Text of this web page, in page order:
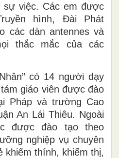
sự việc. Các em được
hình, Đài Phát
các dàn antennes và
thắc mắc của các
có 14 người dạy
giáo viên được đào
Pháp và trường Cao
An Lái Thiêu. Ngoài
được đào tạo theo
nghiệp vụ chuyên
khiếm thính, khiếm thị,